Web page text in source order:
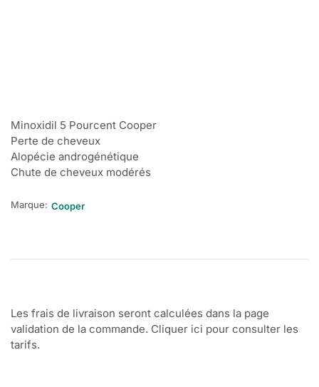
Minoxidil 5 Pourcent Cooper
Perte de cheveux
Alopécie androgénétique
Chute de cheveux modérés
Marque: Cooper
Les frais de livraison seront calculées dans la page
validation de la commande. Cliquer ici pour consulter les
tarifs.